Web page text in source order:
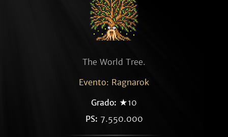
The World Tree.
Evento: Ragnarok
Grado: ★10
PS: 7.550.000